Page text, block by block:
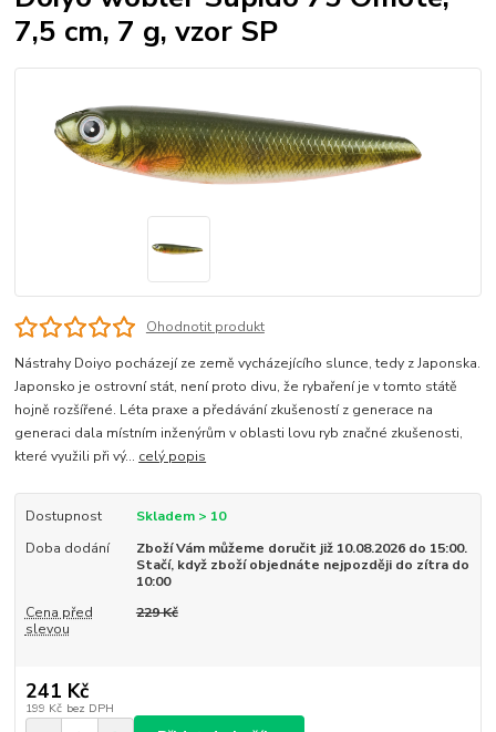
7,5 cm, 7 g, vzor SP
Ohodnotit produkt
Nástrahy Doiyo pocházejí ze země vycházejícího slunce, tedy z Japonska.
Japonsko je ostrovní stát, není proto divu, že rybaření je v tomto státě
hojně rozšířené. Léta praxe a předávání zkušeností z generace na
generaci dala místním inženýrům v oblasti lovu ryb značné zkušenosti,
které využili při vý... celý popis
Dostupnost
Skladem > 10
Doba dodání
Zboží Vám můžeme doručit již 10.08.2026 do 15:00.
Stačí, když zboží objednáte nejpozději do zítra do
10:00
Cena před
slevou
229 Kč
241 Kč
199 Kč bez DPH